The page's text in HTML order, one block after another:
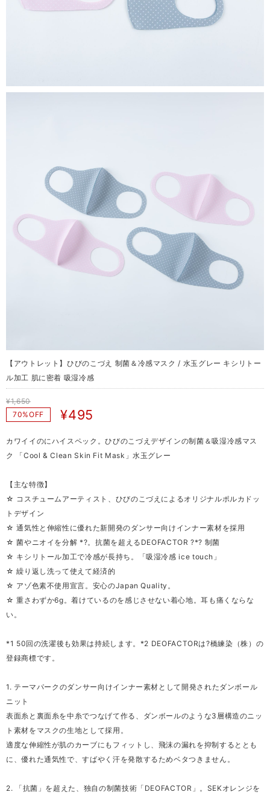
【アウトレット】ひびのこづえ 制菌＆冷感マスク / 水玉グレー キシリトー
ル加工 肌に密着 吸湿冷感
¥1,650
70%OFF
¥495
カワイイのにハイスペック。ひびのこづえデザインの制菌＆吸湿冷感マス
ク 「Cool & Clean Skin Fit Mask」水玉グレー
【主な特徴】
☆ コスチュームアーティスト、ひびのこづえによるオリジナルポルカドッ
トデザイン
☆ 通気性と伸縮性に優れた新開発のダンサー向けインナー素材を採用
☆ 菌やニオイを分解 *?。抗菌を超えるDEOFACTOR ?*? 制菌
☆ キシリトール加工で冷感が長持ち。「吸湿冷感 ice touch」
☆ 繰り返し洗って使えて経済的
☆ アゾ色素不使用宣言。安心のJapan Quality。
☆ 重さわずか6g。着けているのを感じさせない着心地。耳も痛くならな
い。
*1 50回の洗濯後も効果は持続します。*2 DEOFACTORは?橋練染（株）の
登録商標です。
1. テーマパークのダンサー向けインナー素材として開発されたダンボール
ニット
表面糸と裏面糸を中糸でつなげて作る、ダンボールのような3層構造のニッ
ト素材をマスクの生地として採用。
適度な伸縮性が肌のカーブにもフィットし、飛沫の漏れを抑制するととも
に、優れた通気性で、すばやく汗を発散するためベタつきません。
2. 「抗菌」を超えた、独自の制菌技術「DEOFACTOR」。SEKオレンジを